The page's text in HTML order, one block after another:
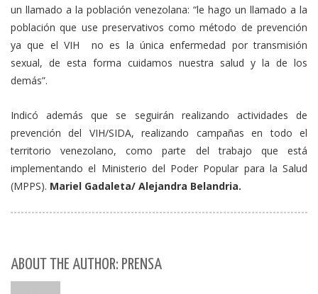
un llamado a la población venezolana: “le hago un llamado a la
población que use preservativos como método de prevención
ya que el VIH no es la única enfermedad por transmisión
sexual, de esta forma cuidamos nuestra salud y la de los
demás”.
Indicó además que se seguirán realizando actividades de
prevención del VIH/SIDA, realizando campañas en todo el
territorio venezolano, como parte del trabajo que está
implementando el Ministerio del Poder Popular para la Salud
(MPPS). Mariel Gadaleta/ Alejandra Belandria.
ABOUT THE AUTHOR: PRENSA